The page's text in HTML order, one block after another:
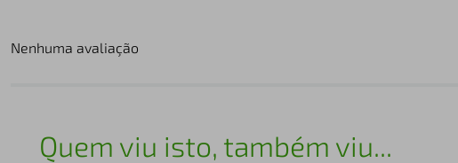
Nenhuma avaliação
Quem viu isto, também viu...